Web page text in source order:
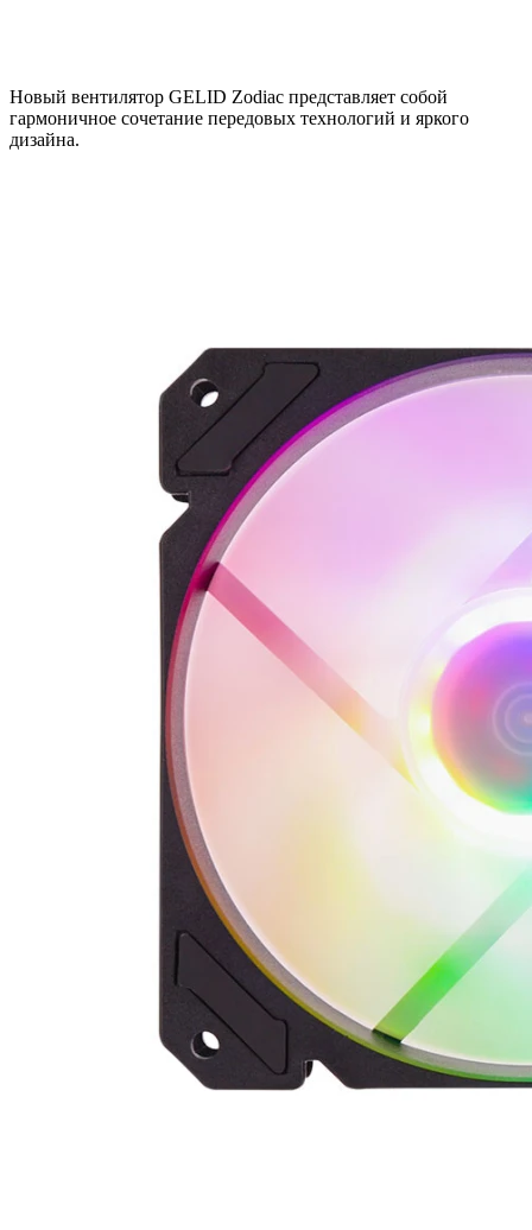
Новый вентилятор GELID Zodiac представляет собой
гармоничное сочетание передовых технологий и яркого
дизайна.